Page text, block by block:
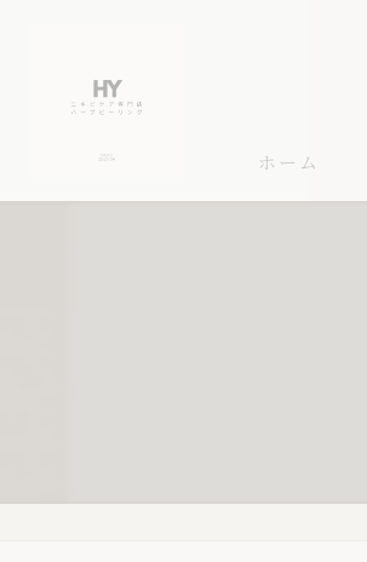
ホーム